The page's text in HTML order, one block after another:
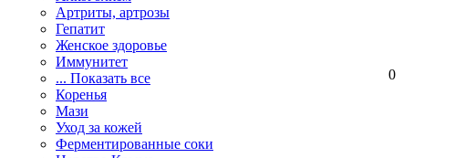
Артриты, артрозы
Гепатит
Женское здоровье
Иммунитет
... Показать все
Коренья
Мази
Уход за кожей
Ферментированные соки
0